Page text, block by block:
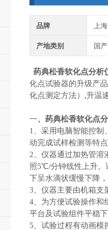
品牌 上
产地类别 国产
药典松香软化点分析
化点试验器的升级产
化点测定方法）,升温
一、 药典松香软化点
1、采用电脑智能控制
动完成试样检测等特
2、仪器通过加热管溶
照5℃/分钟线性上升。
下呈水滴状缓慢下降
3、仪器主要由机箱支
4、为方便试验操作和
平台及试验组件平稳
5、试验过程有动画模